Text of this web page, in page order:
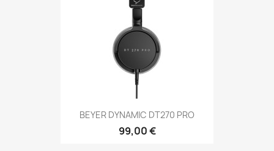
BEYER DYNAMIC DT270 PRO
99,00 €